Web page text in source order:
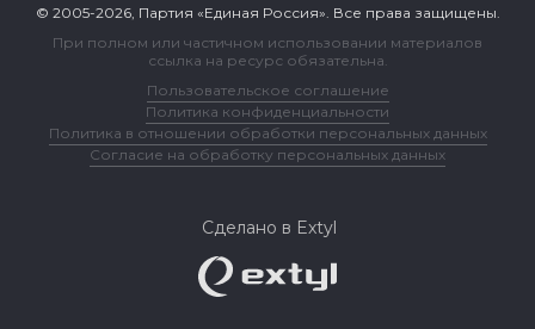
© 2005-2026, Партия «Единая Россия». Все права защищены.
При полном или частичном использовании материалов
ссылка на ресурс обязательна.
Пользовательское соглашение
Политика конфиденциальности
Политика в отношении обработки персональных данных
Согласие на обработку персональных данных
Сделано в Extyl